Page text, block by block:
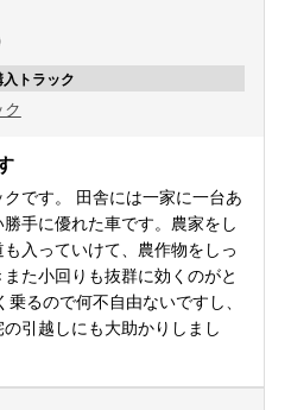
入トラック
です。 田舎には一家に一台あ
手に優れた車です。農家をし
入っていけて、農作物をしっ
た小回りも抜群に効くのがと
るので何不自由ないですし、
引越しにも大助かりしまし